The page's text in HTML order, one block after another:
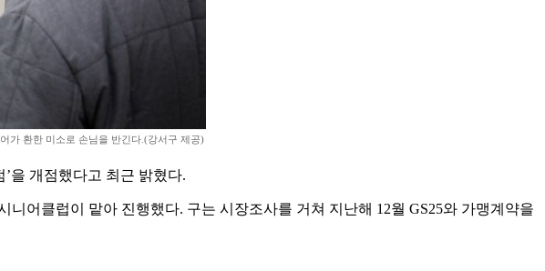
가 환한 미소로 손님을 반긴다.(강서구 제공)
을 개점했다고 최근 밝혔다.
어클럽이 맡아 진행했다. 구는 시장조사를 거쳐 지난해 12월 GS25와 가맹계약을